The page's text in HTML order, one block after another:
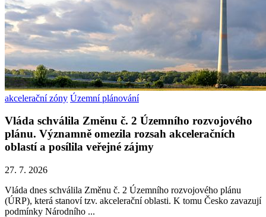
akcelerační zóny Územní plánování
Vláda schválila Změnu č. 2 Územního rozvojového
plánu. Významně omezila rozsah akceleračních
oblastí a posílila veřejné zájmy
27. 7. 2026
Vláda dnes schválila Změnu č. 2 Územního rozvojového plánu
(ÚRP), která stanoví tzv. akcelerační oblasti. K tomu Česko zavazují
podmínky Národního ...